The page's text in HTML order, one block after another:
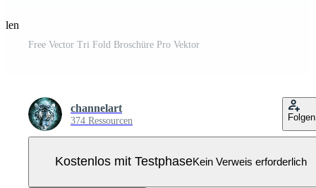
Free Vector Tri Fold Broschüre Pro Vektor
channelart
374 Ressourcen Folgen
Kostenlos mit TestphaseKein Verweis erforderlich